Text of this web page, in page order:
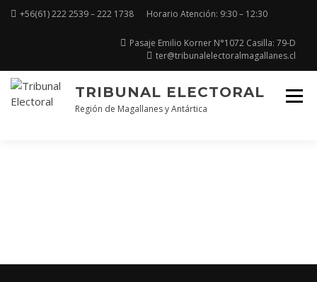
+56(61) 222 2539 – 222 1738 Horario Atención: 9:30 – 12:30
Pasaje Emilio Korner N°1072 Casilla: 79-D
ter@tribunalelectoralmagallanes.cl
TRIBUNAL ELECTORAL
Región de Magallanes y Antártica